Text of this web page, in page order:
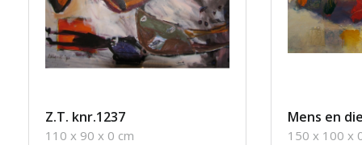
Z.T. knr.1237
110 x 90 x 0 cm
Mens en
150 x 100 x